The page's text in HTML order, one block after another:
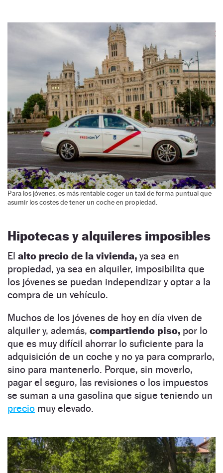
Para los jóvenes, es más rentable coger un taxi de forma puntual que
asumir los costes de tener un coche en propiedad.
Hipotecas y alquileres imposibles
El alto precio de la vivienda, ya sea en
propiedad, ya sea en alquiler, imposibilita que
los jóvenes se puedan independizar y optar a la
compra de un vehículo.
Muchos de los jóvenes de hoy en día viven de
alquiler y, además, compartiendo piso, por lo
que es muy difícil ahorrar lo suficiente para la
adquisición de un coche y no ya para comprarlo,
sino para mantenerlo. Porque, sin moverlo,
pagar el seguro, las revisiones o los impuestos
se suman a una gasolina que sigue teniendo un
precio muy elevado.